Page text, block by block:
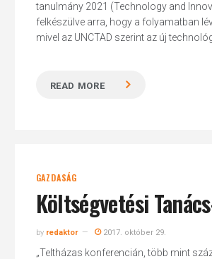
tanulmány 2021 (Technology and
felkészülve arra, hogy a folyamatban
mivel az UNCTAD szerint az új
READ MORE
GAZDASÁG
Költségvetési
by redaktor 2017. október 29.
„Teltházas konferencián, több mint